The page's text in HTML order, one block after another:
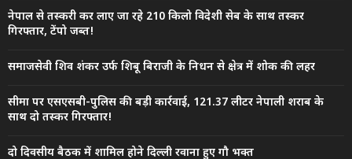
नेपाल से तस्करी कर लाए जा रहे 210 किलो विदेशी सेब के साथ तस्कर
गिरफ्तार, टेंपो जब्त!
समाजसेवी शिव शंकर उर्फ शिबू बिराजी के निधन से क्षेत्र में शोक की लहर
सीमा पर एसएसबी-पुलिस की बड़ी कार्रवाई, 121.37 लीटर नेपाली शराब के
साथ दो तस्कर गिरफ्तार!
दो दिवसीय बैठक में शामिल होने दिल्ली रवाना हुए गौ भक्त